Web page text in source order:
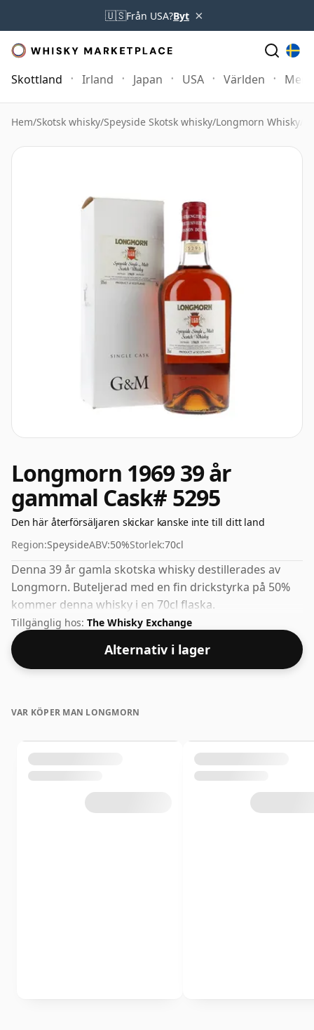
🇺🇸Från USA?Byt ×
Skottland Irland Japan USA Världen Mer
Hem/Skotsk whisky/Speyside Skotsk whisky/Longmorn Whisky
Longmorn 1969 39 år
gammal Cask# 5295
Den här återförsäljaren skickar kanske inte till ditt land
Region:SpeysideABV:50%Storlek:70cl
Denna 39 år gamla skotska whisky destillerades av
Longmorn. Buteljerad med en fin drickstyrka på 50%
kommer denna whisky i en 70cl flaska.
Tillgänglig hos: The Whisky Exchange
Alternativ i lager
VAR KÖPER MAN LONGMORN